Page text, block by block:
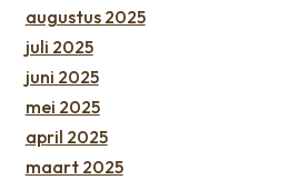
augustus 2025
juli 2025
juni 2025
mei 2025
april 2025
maart 2025